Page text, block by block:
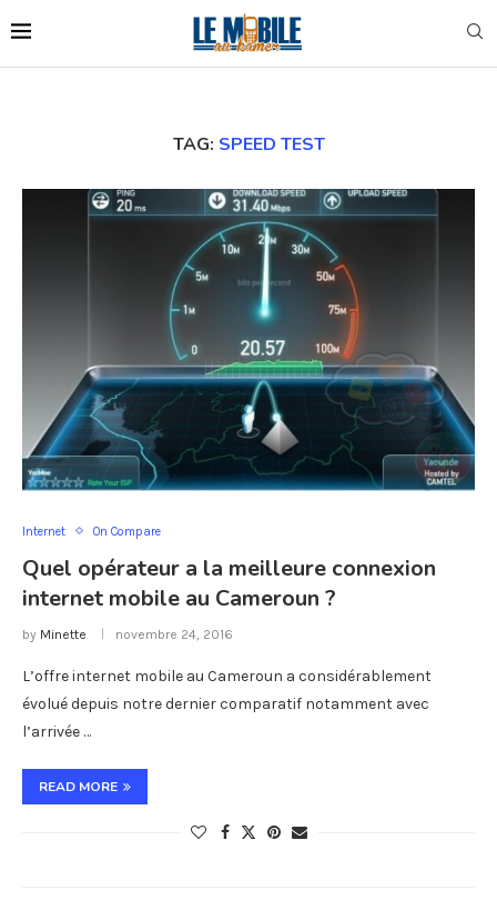
TAG: SPEED TEST
Internet On Compare
Quel opérateur a la meilleure connexion
internet mobile au Cameroun ?
by Minette novembre 24, 2016
L’offre internet mobile au Cameroun a considérablement
évolué depuis notre dernier comparatif notamment avec
l’arrivée …
READ MORE